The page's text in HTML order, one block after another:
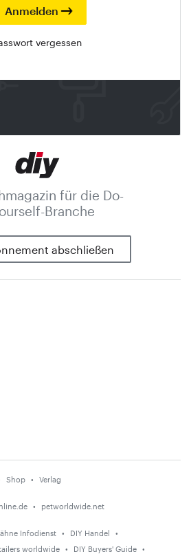
vergessen
für die Do-
Branche
abschließen
Shop Verlag
petworldwide.net
Infodienst
DIY Handel
worldwide DIY Buyers' Guide